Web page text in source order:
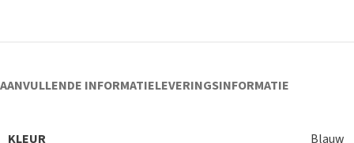
AANVULLENDE INFORMATIELEVERINGSINFORMATIE
KLEUR Blauw